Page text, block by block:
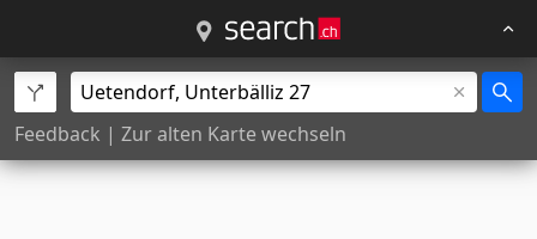
Feedback | Zur alten Karte wechseln